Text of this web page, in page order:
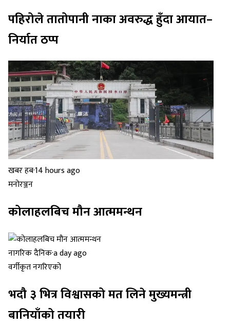
पहिरोले तातोपानी नाका अवरुद्ध हुँदा आयात–
निर्यात ठप्प
खबर हब·14 hours ago
मनोरञ्जन
कोलाहलबिच मौन आत्ममन्थन
नागरिक दैनिक·a day ago
वर्गीकृत नगरिएको
भदौ ३ भित्र विश्वासको मत लिने मुख्यमन्त्री
बानियाँको तयारी